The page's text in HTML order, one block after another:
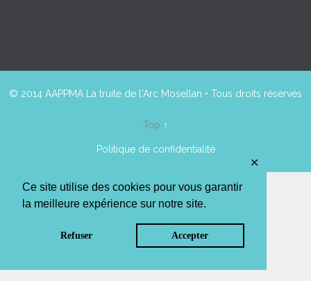
Ce site utilise des cookies pour vous garantir
la meilleure expérience sur notre site.
Refuser Accepter
✕
© 2014 AAPPMA La truite de l'Arc Mosellan • Tous droits réservés
Top ↑
Politique de confidentialité